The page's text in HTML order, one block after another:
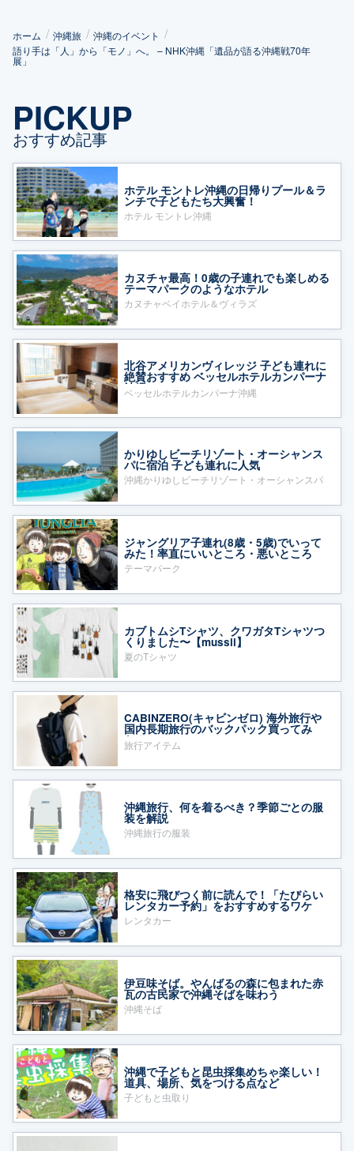
ホーム 沖縄旅
沖縄のイベント
語り手は「人」から「モノ」へ。 – NHK沖縄「遺品が語る沖縄戦70年
展」
PICKUP
おすすめ記事
ホテル モントレ沖縄の日帰りプール＆ラ
ンチで子どもたち大興奮！
ホテル モントレ沖縄
カヌチャ最高！0歳の子連れでも楽しめる
テーマパークのようなホテル
カヌチャベイホテル＆ヴィラズ
北谷アメリカンヴィレッジ 子ども連れに
絶賛おすすめ ベッセルホテルカンパーナ
沖縄
ベッセルホテルカンパーナ沖縄
かりゆしビーチリゾート・オーシャンス
パに宿泊 子ども連れに人気
沖縄かりゆしビーチリゾート・オーシャンスパ
ジャングリア子連れ(8歳・5歳)でいって
みた！率直にいいところ・悪いところ
テーマパーク
カブトムシTシャツ、クワガタTシャツつ
くりました〜【mussii】
夏のTシャツ
CABINZERO(キャビンゼロ) 海外旅行や
国内長期旅行のバックパック買ってみ
た！
旅行アイテム
沖縄旅行、何を着るべき？季節ごとの服
装を解説
沖縄旅行の服装
格安に飛びつく前に読んで！「たびらい
レンタカー予約」をおすすめするワケ
レンタカー
伊豆味そば。やんばるの森に包まれた赤
瓦の古民家で沖縄そばを味わう
沖縄そば
沖縄で子どもと昆虫採集めちゃ楽しい！
道具、場所、気をつける点など
子どもと虫取り